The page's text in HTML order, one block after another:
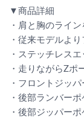
▼商品詳細
・肩と胸のライ
・従来モデルよ
・ステッチレス
・走りながらZポ
・フロントジッ
・後部ランバーポ
・後部ジッパー